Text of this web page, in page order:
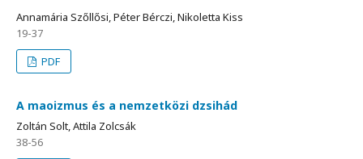
Annamária Szőllősi, Péter Bérczi, Nikoletta Kiss
19-37
PDF
A maoizmus és a nemzetközi dzsihád
Zoltán Solt, Attila Zolcsák
38-56